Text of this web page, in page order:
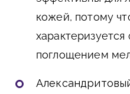
кожей, потому
поглощением